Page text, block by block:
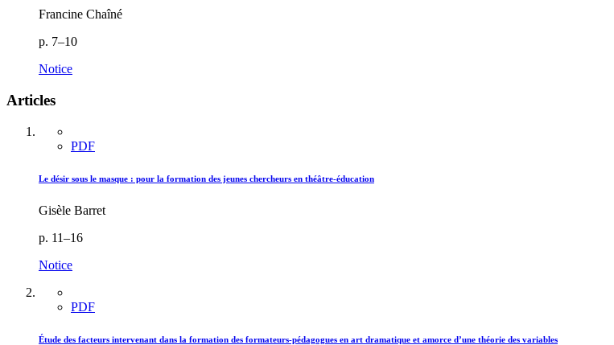
Francine Chaîné
p. 7–10
Notice
Articles
PDF
Le désir sous le masque : pour la formation des jeunes chercheurs en théâtre-éducation
Gisèle Barret
p. 11–16
Notice
PDF
Étude des facteurs intervenant dans la formation des formateurs-pédagogues en art dramatique et amorce d’une théorie des variables